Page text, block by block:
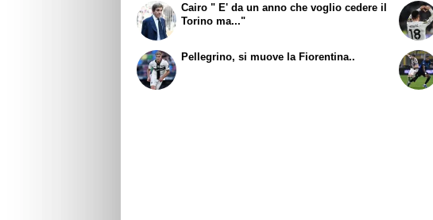
Cairo " E' da un anno che voglio cedere il
Torino ma..."
Pellegrino, si muove la Fiorentina..